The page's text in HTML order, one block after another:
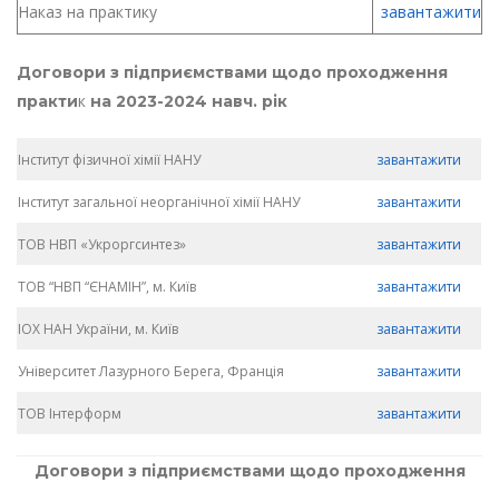
Наказ на практику завантажити
Договори з підприємствами щодо проходження
практик на 2023-2024 навч. рік
Інститут фізичної хімії НАНУ завантажити
Інститут загальної неорганічної хімії НАНУ завантажити
ТОВ НВП «Укроргсинтез» завантажити
ТОВ “НВП “ЄНАМІН”, м. Київ завантажити
ІОХ НАН України, м. Київ завантажити
Університет Лазурного Берега, Франція завантажити
ТОВ Інтерформ завантажити
Договори з підприємствами щодо проходження